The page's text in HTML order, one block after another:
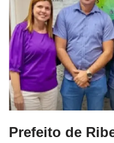
Prefeito de